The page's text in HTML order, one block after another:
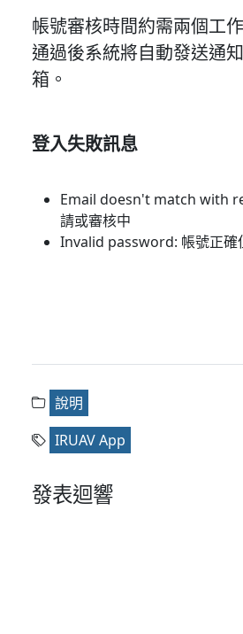
帳號審核時間約需兩個工
通過後系統將自動發送通
箱。
登入失敗訊息
Email doesn't match with
請或審核中
Invalid password: 帳號正確
說明
IRUAV App
發表迴響